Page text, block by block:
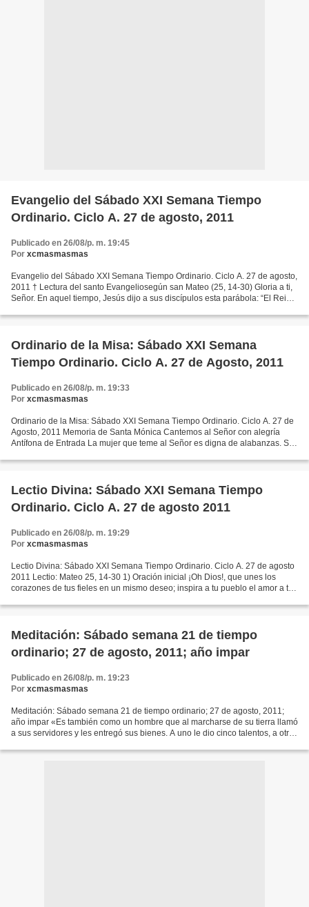
Evangelio del Sábado XXI Semana Tiempo
Ordinario. Ciclo A. 27 de agosto, 2011
Publicado en 26/08/p. m. 19:45
Por xcmasmasmas
Evangelio del Sábado XXI Semana Tiempo Ordinario. Ciclo A. 27 de agosto,
2011 † Lectura del santo Evangeliosegún san Mateo (25, 14-30) Gloria a ti,
Señor. En aquel tiempo, Jesús dijo a sus discípulos esta parábola: “El Reino
Ordinario de la Misa: Sábado XXI Semana
Tiempo Ordinario. Ciclo A. 27 de Agosto, 2011
Publicado en 26/08/p. m. 19:33
Por xcmasmasmas
Ordinario de la Misa: Sábado XXI Semana Tiempo Ordinario. Ciclo A. 27 de
Agosto, 2011 Memoria de Santa Mónica Cantemos al Señor con alegría
Antífona de Entrada La mujer que teme al Señor es digna de alabanzas. Sus
Lectio Divina: Sábado XXI Semana Tiempo
Ordinario. Ciclo A. 27 de agosto 2011
Publicado en 26/08/p. m. 19:29
Por xcmasmasmas
Lectio Divina: Sábado XXI Semana Tiempo Ordinario. Ciclo A. 27 de agosto
2011 Lectio: Mateo 25, 14-30 1) Oración inicial ¡Oh Dios!, que unes los
corazones de tus fieles en un mismo deseo; inspira a tu pueblo el amor a tus
Meditación: Sábado semana 21 de tiempo
ordinario; 27 de agosto, 2011; año impar
Publicado en 26/08/p. m. 19:23
Por xcmasmasmas
Meditación: Sábado semana 21 de tiempo ordinario; 27 de agosto, 2011;
año impar «Es también como un hombre que al marcharse de su tierra llamó
a sus servidores y les entregó sus bienes. A uno le dio cinco talentos, a otro